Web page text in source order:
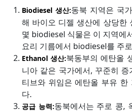
Biodiesel 생산:동북 지역은 국
해 바이오 디젤 생산에 상당한
몇 biodiesel 식물은 이 지역에
요리 기름에서 biodiesel를 주
Ethanol 생산:북동부의 에탄올
니아 같은 국가에서, 꾸준히
티브와 위임은 에탄올 부유 한
다.
공급 능력:동북에서는 주로 콩,